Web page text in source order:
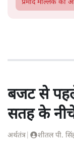
प्रमोद मल्लिक की
बजट से
सतह के
अर्थतंत्र शीतल पी.